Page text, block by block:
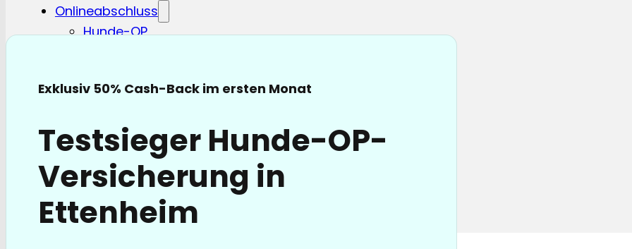
Onlineabschluss
Hunde-OP
Katzen-KV
Pferde Haftplicht
Blog
Partnerschaften
Exklusiv 50% Cash-Back im ersten Monat
Testsieger Hunde-OP-
Versicherung in
Ettenheim